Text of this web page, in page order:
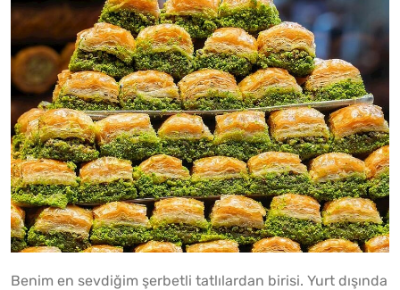
Benim en sevdiğim şerbetli tatlılardan birisi. Yurt dışında